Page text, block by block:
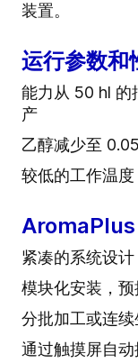
装置。
运行参数和
能力从 50 hl 的
产
乙醇减少至
较低的工作温度
AromaPlus
紧凑的系统设
模块化安装，
分批加工或连
通过触摸屏自